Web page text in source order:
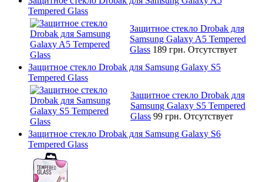
Tempered Glass
Защитное стекло Drobak для
Samsung Galaxy A5 Tempered
Glass 189 грн. Отсутствует
Защитное стекло Drobak для Samsung Galaxy S5
Tempered Glass
Защитное стекло Drobak для
Samsung Galaxy S5 Tempered
Glass 99 грн. Отсутствует
Защитное стекло Drobak для Samsung Galaxy S6
Tempered Glass